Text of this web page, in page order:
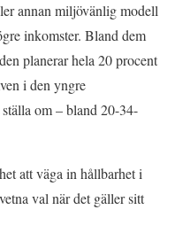
annan miljövänlig modell
inkomster. Bland dem
planerar hela 20 procent
i den yngre
om – bland 20-34-
att väga in hållbarhet i
val när det gäller sitt